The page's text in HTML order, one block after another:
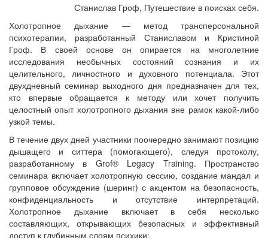
Станислав Гроф, Путешествие в поисках себя.
Холотропное дыхание — метод трансперсональной
психотерапии, разработанный Станиславом и Кристиной
Гроф. В своей основе он опирается на многолетние
исследования необычных состояний сознания и их
целительного, личностного и духовного потенциала. Этот
двухдневный семинар выходного дня предназначен для тех,
кто впервые обращается к методу или хочет получить
целостный опыт холотропного дыхания вне рамок какой-либо
узкой темы.
В течение двух дней участники поочередно занимают позицию
дышащего и ситтера (помогающего), следуя протоколу,
разработанному в Grof® Legacy Training. Пространство
семинара включает холотропную сессию, создание мандал и
групповое обсуждение (шеринг) с акцентом на безопасность,
конфиденциальность и отсутствие интерпретаций.
Холотропное дыхание включает в себя несколько
составляющих, открывающих безопасных и эффективный
доступ к глубинным слоям психики: